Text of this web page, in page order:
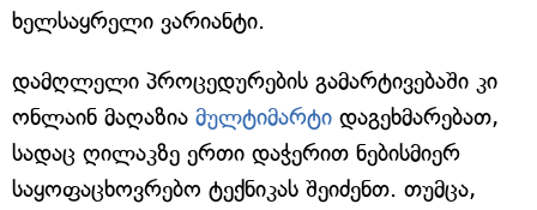
ხელსაყრელი ვარიანტი.
დამღლელი პროცედურების გამარტივებაში კი
ონლაინ მაღაზია მულტიმარტი დაგეხმარებათ,
სადაც ღილაკზე ერთი დაჭერით ნებისმიერ
საყოფაცხოვრებო ტექნიკას შეიძენთ. თუმცა,